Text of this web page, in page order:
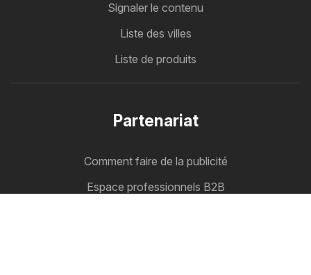
Signaler le contenu
Liste des villes
Liste de produits
Partenariat
Comment faire de la publicité
Espace professionnels B2B